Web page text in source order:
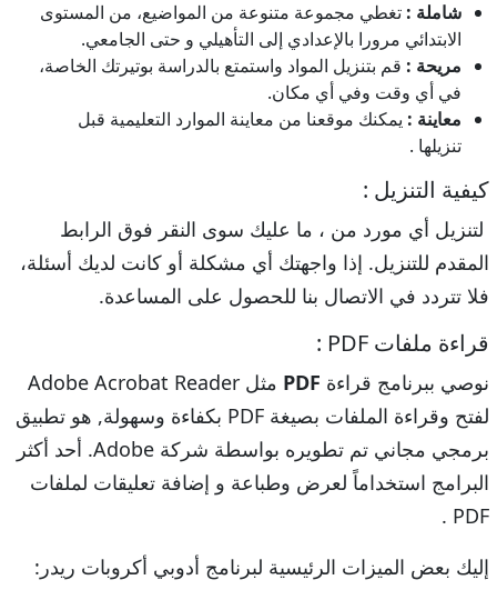
شاملة : تغطي مجموعة متنوعة من المواضيع، من المستوى
الابتدائي مرورا بالإعدادي إلى التأهيلي و حتى الجامعي.
مريحة : قم بتنزيل المواد واستمتع بالدراسة بوتيرتك الخاصة،
في أي وقت وفي أي مكان.
معاينة : يمكنك موقعنا من معاينة الموارد التعليمية قبل
تنزيلها .
كيفية التنزيل :
لتنزيل أي مورد من ، ما عليك سوى النقر فوق الرابط
المقدم للتنزيل. إذا واجهتك أي مشكلة أو كانت لديك أسئلة،
فلا تتردد في الاتصال بنا للحصول على المساعدة.
قراءة ملفات PDF :
نوصي ببرنامج قراءة PDF
مثل Adobe Acrobat Reader
لفتح وقراءة الملفات بصيغة PDF بكفاءة وسهولة, هو تطبيق
برمجي مجاني تم تطويره بواسطة شركة Adobe. أحد أكثر
البرامج استخداماً لعرض وطباعة و إضافة تعليقات لملفات
PDF .
إليك بعض الميزات الرئيسية لبرنامج أدوبي أكروبات ريدر: